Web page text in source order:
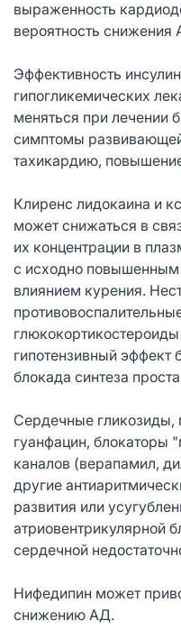
выраженность
вероятность снижения
Эффективность
гипогликемических
меняться при лечении
симптомы
тахикардию,
Клиренс лидокаина и
может снижаться в
их концентрации в
с исходно повышенным
влиянием курения.
гипотензивный эффект
блокада синтеза
Сердечные гликозиды,
гуанфацин, блокаторы
каналов (верапамил,
другие
развития или
атриовентрикулярной
сердечной
Нифедипин может
снижению АД.